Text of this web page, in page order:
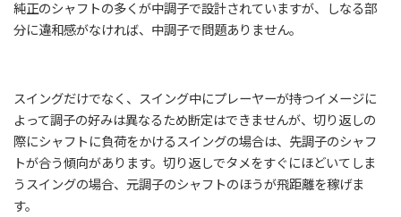
純正のシャフトの多くが中調子で設計されていますが、しなる部
分に違和感がなければ、中調子で問題ありません。
スイングだけでなく、スイング中にプレーヤーが持つイメージに
よって調子の好みは異なるため断定はできませんが、切り返しの
際にシャフトに負荷をかけるスイングの場合は、先調子のシャフ
トが合う傾向があります。切り返しでタメをすぐにほどいてしま
うスイングの場合、元調子のシャフトのほうが飛距離を稼げま
す。